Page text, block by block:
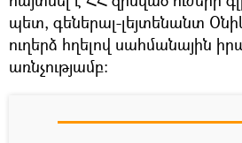
պետ, գեներալ-լեյտենանտ
ուղերձ հղելով սահմանային
առնչությամբ։